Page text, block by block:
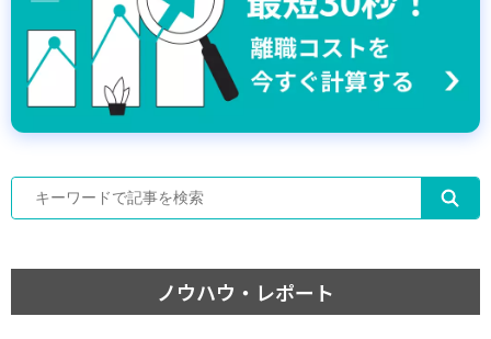
ノウハウ・レポート